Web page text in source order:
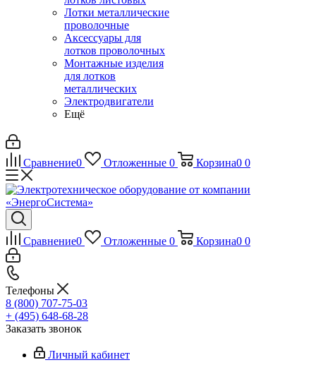
Лотки металлические
проволочные
Аксессуары для
лотков проволочных
Монтажные изделия
для лотков
металлических
Электродвигатели
Ещё
Сравнение0 Отложенные 0 Корзина0 0
Сравнение0 Отложенные 0 Корзина0 0
Телефоны
8 (800) 707-75-03
+ (495) 648-68-28
Заказать звонок
Личный кабинет